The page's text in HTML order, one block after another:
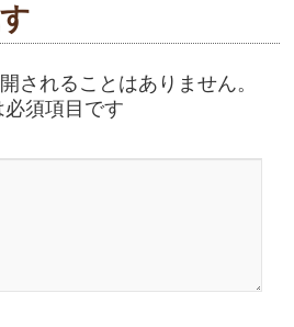
されることはありません。
須項目です